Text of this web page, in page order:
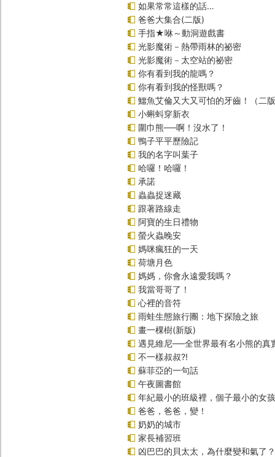
如果常常這樣的話…
爸爸大集合(二版)
手指★咻～動洞遊戲書
光影魔術－熱帶雨林的祕密
光影魔術－太空站的祕密
你有看到我的龍嗎？
你有看到我的怪獸嗎？
鱷魚艾倫又大又可怕的牙齒！（二
小蝌蚪穿新衣
圍巾熊──啊！沒水了！
鴨子平平歷險記
我的名字叫葉子
哈囉！哈囉！
承諾
蟲蟲捉迷藏
跟著路線走
阿寶的生日禮物
螢火蟲晚安
媽咪瘋狂的一天
荷塘月色
媽媽，你會永遠愛我嗎？
我當哥哥了！
心裡的音符
雨蛙生態旅行團：地下探險之旅
畫一棵樹(新版)
遇見維尼──全世界最有名小熊的真
不一樣叔叔?!
蘇菲亞的一句話
午夜圖書館
年紀最小的班級裡，個子最小的女
爸爸，爸爸，變！
奶奶的城市
家長補習班
凶巴巴的貝太太，為什麼變和氣了？